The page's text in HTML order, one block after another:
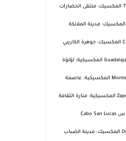
مدينة تيخوانا Tijuana المكسيك: ملتقى الحضارات
مدينة بويبلا Puebla المكسيك: مدينة الملائكة
مدينة كانكون Cancún المكسيك: جوهرة الكاريبي
مدينة غوادالاخارا Guadalajara المكسيكية: لؤلؤة
مدينة مونتيري Monterrey المكسيكية: عاصمة
مدينة سابوبان Zapopan المكسيكية: منارة الثقافة
مدينة كابو سان لوكاس Cabo San Lucas
مدينة أوريزابا Orizaba المكسيك: مدينة الضباب